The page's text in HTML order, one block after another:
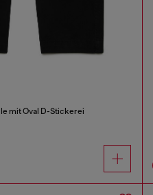
mit Oval D-Stickerei